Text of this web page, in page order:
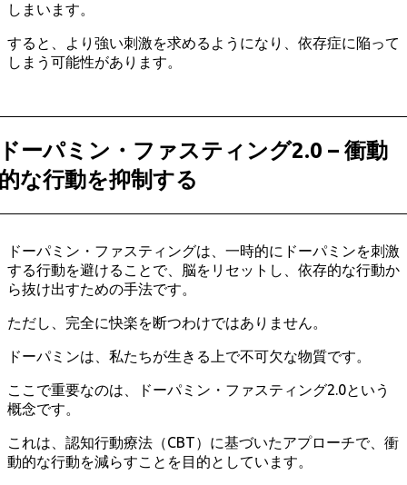
しまいます。
すると、より強い刺激を求めるようになり、依存症に陥って
しまう可能性があります。
ーパミン・ファスティング2.0 – 衝動
な行動を抑制する
ドーパミン・ファスティングは、一時的にドーパミンを刺激
する行動を避けることで、脳をリセットし、依存的な行動か
ら抜け出すための手法です。
ただし、完全に快楽を断つわけではありません。
ドーパミンは、私たちが生きる上で不可欠な物質です。
ここで重要なのは、ドーパミン・ファスティング2.0という
概念です。
これは、認知行動療法（CBT）に基づいたアプローチで、衝
動的な行動を減らすことを目的としています。